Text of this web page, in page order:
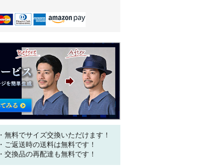
・無料でサイズ交換いただけます！
・ご返送時の送料は無料です！
・交換品の再配達も無料です！